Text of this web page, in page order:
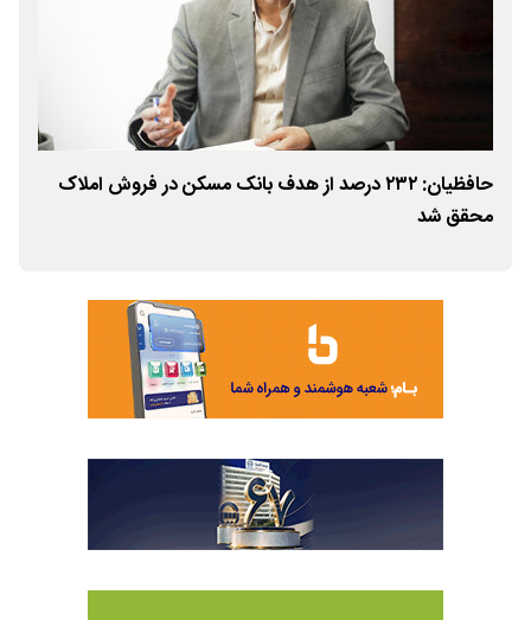
حافظیان: ۲۳۲ درصد از هدف بانک مسکن در فروش املاک
محقق شد